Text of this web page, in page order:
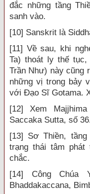
đắc những tầng
sanh vào.
[10] Sanskrit là
[11] Về sau, khi
Ta) thoát ly thế
Trần Như) này cũng
những vị trong bảy
với Đạo Sĩ Gotama.
[12] Xem
Saccaka Sutta, số
[13] Sơ Thiền,
trạng thái tâm
chắc.
[14] Công Chúa
Bhaddakaccana,